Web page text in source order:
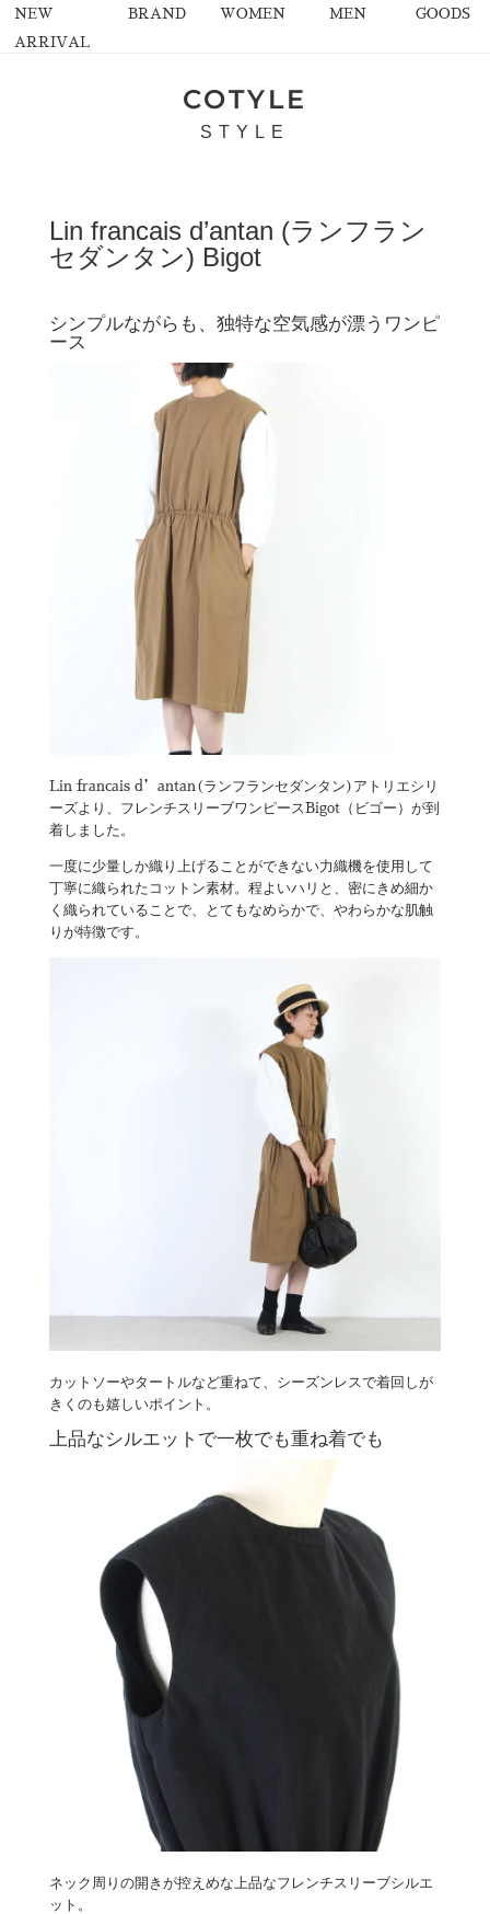
NEW
ARRIVAL
BRAND WOMEN MEN GOODS
COTYLE
STYLE
Lin francais d’antan (ランフラン
セダンタン) Bigot
シンプルながらも、独特な空気感が漂うワンピ
ース
Lin francais d’antan(ランフランセダンタン)アトリエシリ
ーズより、フレンチスリーブワンピースBigot（ビゴー）が到
着しました。
一度に少量しか織り上げることができない力織機を使用して
丁寧に織られたコットン素材。程よいハリと、密にきめ細か
く織られていることで、とてもなめらかで、やわらかな肌触
りが特徴です。
カットソーやタートルなど重ねて、シーズンレスで着回しが
きくのも嬉しいポイント。
上品なシルエットで一枚でも重ね着でも
ネック周りの開きが控えめな上品なフレンチスリーブシルエ
ット。